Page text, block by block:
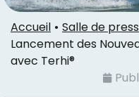
Accueil
Salle de
Lancement des
avec Terhi®